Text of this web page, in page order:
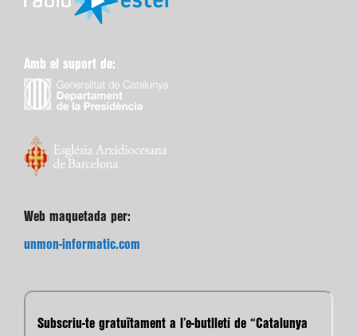
Amb el suport de:
Web maquetada per:
unmon-informatic.com
Subscriu-te gratuïtament a l’e-butlletí de “Catalunya